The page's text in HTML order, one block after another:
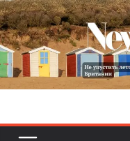
Skip
to
content